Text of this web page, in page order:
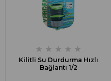
★ ★ ★ ★ ★
Kilitli Su Durdurma Hızlı
Bağlantı 1/2